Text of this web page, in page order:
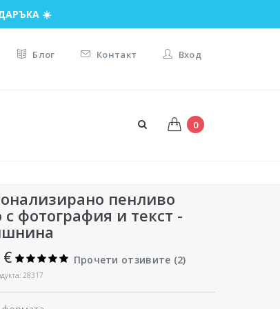
☀️
Блог Контакт Вход
0
пенливо
с фотография и текст -
€ Прочети отзивите (2)
28317